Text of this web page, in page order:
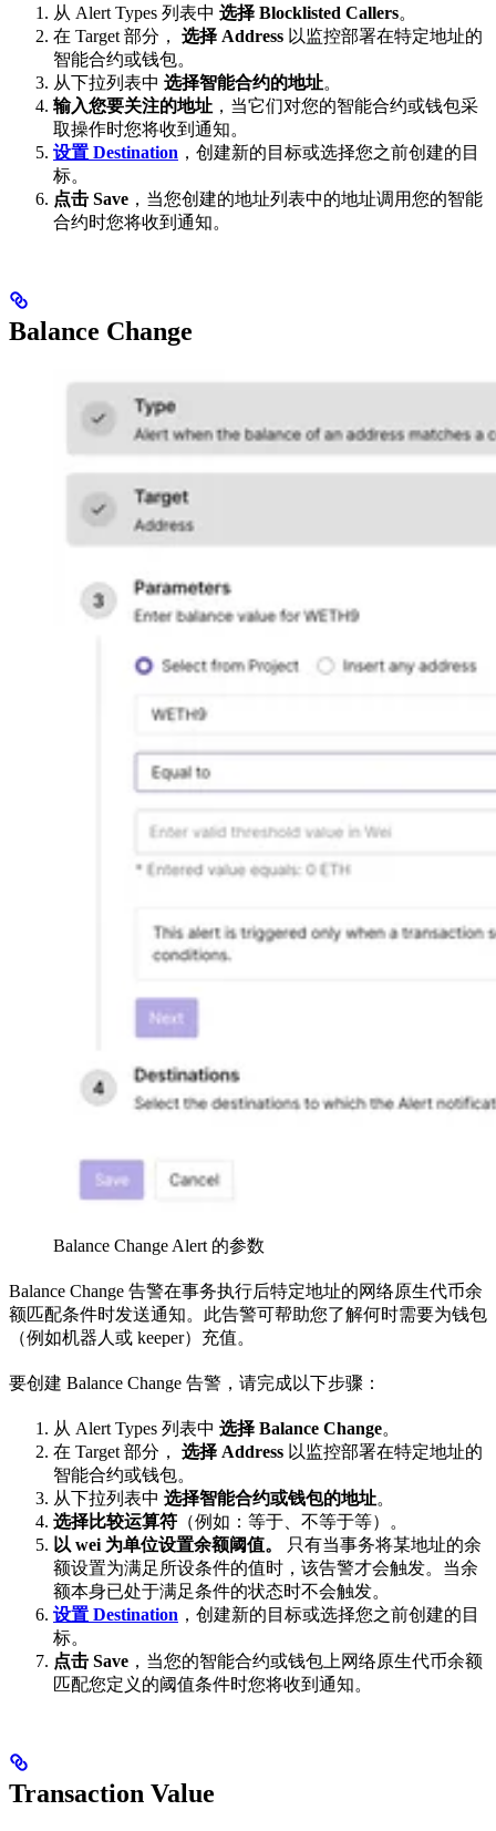
从 Alert Types 列表中 选择 Blocklisted Callers。
在 Target 部分， 选择 Address 以监控部署在特定地址的
智能合约或钱包。
从下拉列表中 选择智能合约的地址。
输入您要关注的地址 ，当它们对您的智能合约或钱包采
取操作时您将收到通知。
设置 Destination ，创建新的目标或选择您之前创建的目
标。
点击 Save ，当您创建的地址列表中的地址调用您的智能
合约时您将收到通知。
Balance Change
Balance Change Alert 的参数
Balance Change 告警在事务执行后特定地址的网络原生代币余
额匹配条件时发送通知。此告警可帮助您了解何时需要为钱包
（例如机器人或 keeper）充值。
要创建 Balance Change 告警，请完成以下步骤：
从 Alert Types 列表中 选择 Balance Change。
在 Target 部分， 选择 Address 以监控部署在特定地址的
智能合约或钱包。
从下拉列表中 选择智能合约或钱包的地址。
选择比较运算符 （例如：等于、不等于等）。
以 wei 为单位设置余额阈值。
只有当事务将某地址的余
额设置为满足所设条件的值时，该告警才会触发。当余
额本身已处于满足条件的状态时不会触发。
设置 Destination ，创建新的目标或选择您之前创建的目
标。
点击 Save ，当您的智能合约或钱包上网络原生代币余额
匹配您定义的阈值条件时您将收到通知。
Transaction Value